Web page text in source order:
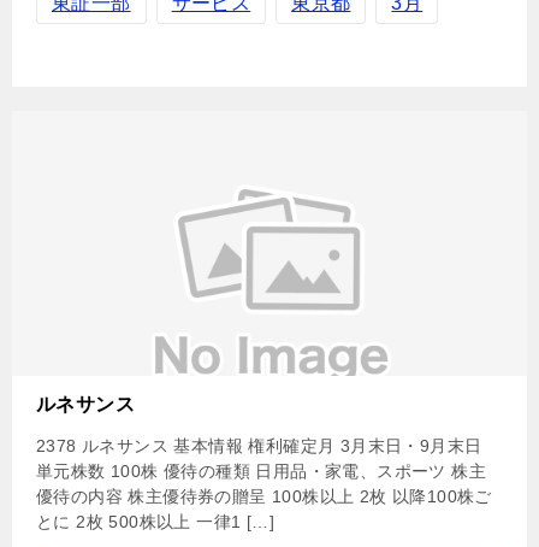
ルネサンス
2378 ルネサンス 基本情報 権利確定月 3月末日・9月末日
単元株数 100株 優待の種類 日用品・家電、スポーツ 株主
優待の内容 株主優待券の贈呈 100株以上 2枚 以降100株ご
とに 2枚 500株以上 一律1 […]